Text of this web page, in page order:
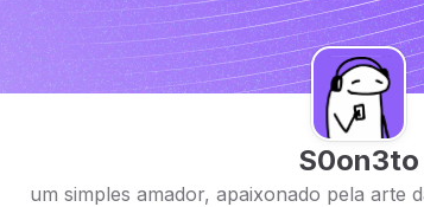
S0on3to
um simples amador, apaixonado pela arte